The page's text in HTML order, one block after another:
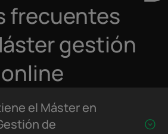
frecuentes
gestión
el Máster en
de